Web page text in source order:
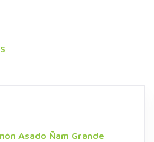
Asado Ñam Grande